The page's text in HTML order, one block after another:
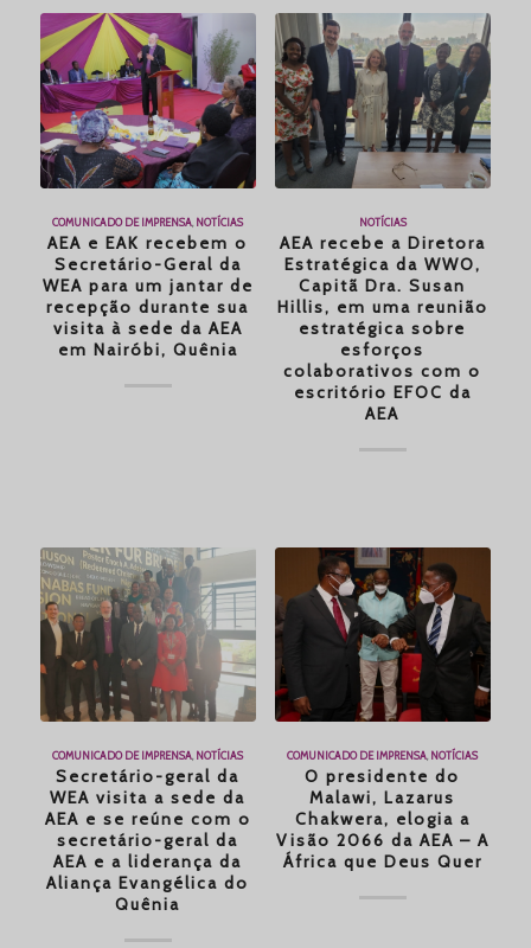
COMUNICADO DE IMPRENSA NOTÍCIAS
AEA e EAK recebem o
Secretário-Geral da
WEA para um jantar de
recepção durante sua
visita à sede da AEA
em Nairóbi, Quênia
NOTÍCIAS
AEA recebe a Diretora
Estratégica da WWO,
Capitã Dra. Susan
Hillis, em uma reunião
estratégica sobre
esforços
colaborativos com o
escritório EFOC da
AEA
COMUNICADO DE IMPRENSA,NOTÍCIAS
Secretário-geral da
WEA visita a sede da
AEA e se reúne com o
secretário-geral da
AEA e a liderança da
Aliança Evangélica do
Quênia
COMUNICADO DE IMPRENSA,NOTÍCIAS
O presidente do
Malawi, Lazarus
Chakwera, elogia a
Visão 2066 da AEA – A
África que Deus Quer